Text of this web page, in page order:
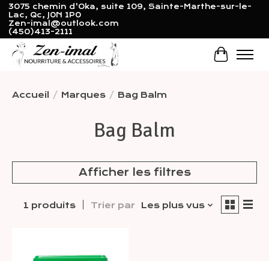
3075 chemin d'Oka, suite 109, Sainte-Marthe-sur-le-
Lac, Qc, J0N 1P0
Zen-imal@outlook.com
(450)413-2111
Panier
Accueil / Marques / Bag Balm
Bag Balm
Afficher les filtres
1 produits Trier par Les plus vus